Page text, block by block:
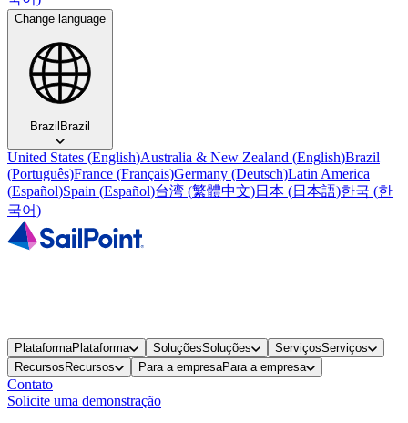
Change language
BrazilBrazil
United States (English)Australia & New Zealand (English)Brazil
(Português)France (Français)Germany (Deutsch)Latin America
(Español)Spain (Español)台湾 (繁體中文)日本 (日本語)한국 (한
국어)
PlataformaPlataforma SoluçõesSoluções ServiçosServiços
Recursos Recursos Para a empresaPara a empresa
Contato
Solicite uma demonstração